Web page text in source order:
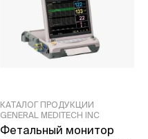
КАТАЛОГ ПРОДУКЦИИ
GENERAL MEDITECH INC
Фетальный монитор